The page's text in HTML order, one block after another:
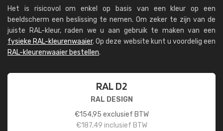
Het is risicovol om enkel op basis van een kleur op een
beeldscherm een beslissing te nemen. Om zeker te zijn van de
juiste RAL-kleur, raden we u aan gebruik te maken van een
fysieke RAL-kleurenwaaier. Op deze website kunt u voordelig een
RAL-kleurenwaaier bestellen.
RAL D2
RAL DESIGN
€154,95 exclusief BTW
€187,49 inclusief BTW